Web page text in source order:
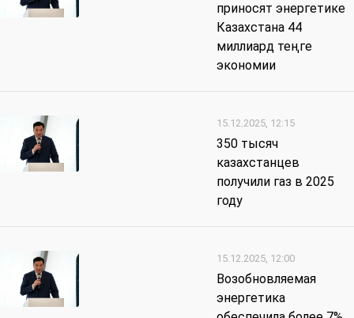
приносят энергетике
Казахстана 44
миллиард теңге
экономии
15.12.2025, 12:15
350 тысяч
казахстанцев
получили газ в 2025
году
15.12.2025, 12:00
Возобновляемая
энергетика